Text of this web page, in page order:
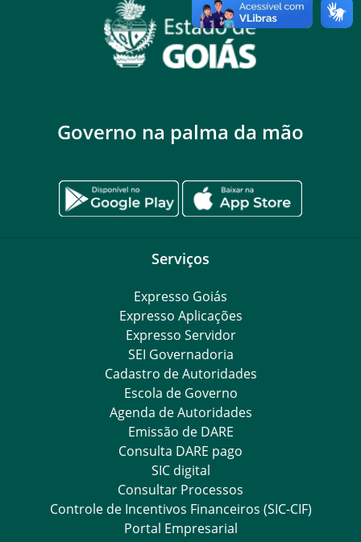
Governo na palma da mão
Serviços
Expresso Goiás
Expresso Aplicações
Expresso Servidor
SEI Governadoria
Cadastro de Autoridades
Escola de Governo
Agenda de Autoridades
Emissão de DARE
Consulta DARE pago
SIC digital
Consultar Processos
Controle de Incentivos Financeiros (SIC-CIF)
Portal Empresarial